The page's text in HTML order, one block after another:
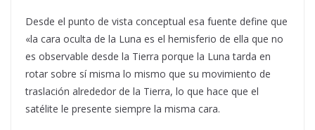
Desde el punto de vista conceptual esa fuente define que
«la cara oculta de la Luna es el hemisferio de ella que no
es observable desde la Tierra porque la Luna tarda en
rotar sobre sí misma lo mismo que su movimiento de
traslación alrededor de la Tierra, lo que hace que el
satélite le presente siempre la misma cara.